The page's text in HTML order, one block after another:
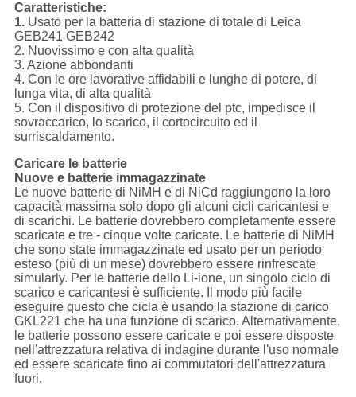
Caratteristiche:
1. Usato per la batteria di stazione di totale di Leica
GEB241 GEB242
2. Nuovissimo e con alta qualità
3. Azione abbondanti
4. Con le ore lavorative affidabili e lunghe di potere, di
lunga vita, di alta qualità
5. Con il dispositivo di protezione del ptc, impedisce il
sovraccarico, lo scarico, il cortocircuito ed il
surriscaldamento.
Caricare le batterie
Nuove e batterie immagazzinate
Le nuove batterie di NiMH e di NiCd raggiungono la loro
capacità massima solo dopo gli alcuni cicli caricantesi e
di scarichi. Le batterie dovrebbero completamente essere
scaricate e tre - cinque volte caricate. Le batterie di NiMH
che sono state immagazzinate ed usato per un periodo
esteso (più di un mese) dovrebbero essere rinfrescate
simularly. Per le batterie dello Li-ione, un singolo ciclo di
scarico e caricantesi è sufficiente. Il modo più facile
eseguire questo che cicla è usando la stazione di carico
GKL221 che ha una funzione di scarico. Alternativamente,
le batterie possono essere caricate e poi essere disposte
nell'attrezzatura relativa di indagine durante l'uso normale
ed essere scaricate fino ai commutatori dell'attrezzatura
fuori.